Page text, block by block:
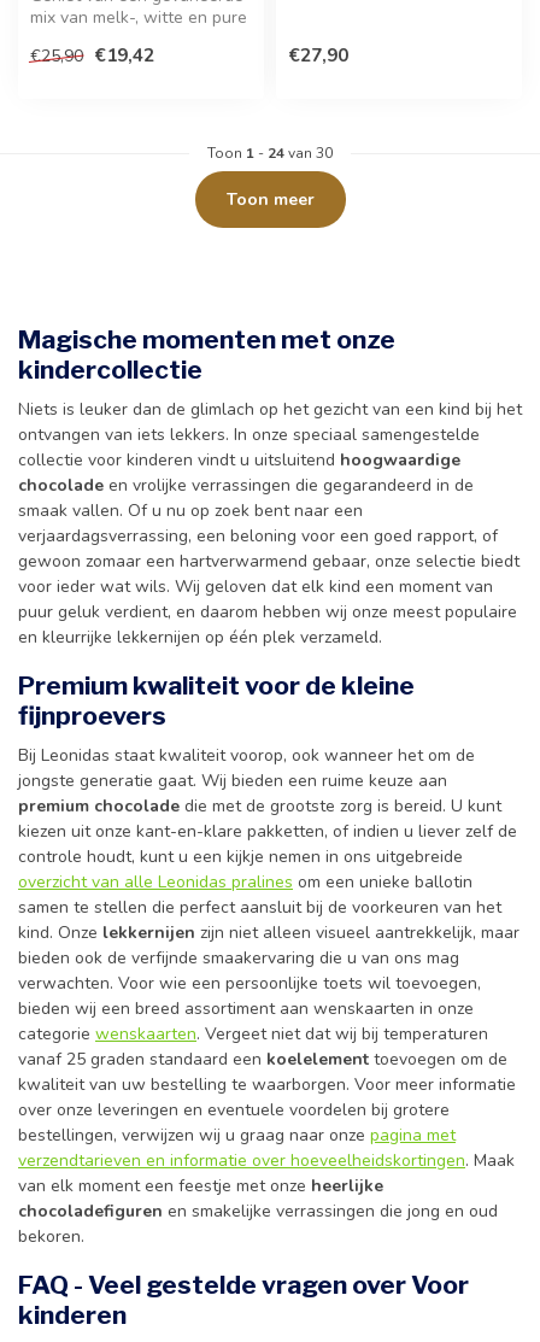
mix van melk-, witte en pure
€25,90 €19,42 €27,90
Toon 1 - 24van 30
Toon meer
Magische momenten met onze
kindercollectie
Niets is leuker dan de glimlach op het gezicht van een kind bij het
ontvangen van iets lekkers. In onze speciaal samengestelde
collectie voor kinderen vindt u uitsluitend hoogwaardige
chocolade en vrolijke verrassingen die gegarandeerd in de
smaak vallen. Of u nu op zoek bent naar een
verjaardagsverrassing, een beloning voor een goed rapport, of
gewoon zomaar een hartverwarmend gebaar, onze selectie biedt
voor ieder wat wils. Wij geloven dat elk kind een moment van
puur geluk verdient, en daarom hebben wij onze meest populaire
en kleurrijke lekkernijen op één plek verzameld.
Premium kwaliteit voor de kleine
fijnproevers
Bij Leonidas staat kwaliteit voorop, ook wanneer het om de
jongste generatie gaat. Wij bieden een ruime keuze aan
premium chocolade die met de grootste zorg is bereid. U kunt
kiezen uit onze kant-en-klare pakketten, of indien u liever zelf de
controle houdt, kunt u een kijkje nemen in ons uitgebreide
overzicht van alle Leonidas pralines om een unieke ballotin
samen te stellen die perfect aansluit bij de voorkeuren van het
kind. Onze lekkernijen zijn niet alleen visueel aantrekkelijk, maar
bieden ook de verfijnde smaakervaring die u van ons mag
verwachten. Voor wie een persoonlijke toets wil toevoegen,
bieden wij een breed assortiment aan wenskaarten in onze
categorie wenskaarten. Vergeet niet dat wij bij temperaturen
vanaf 25 graden standaard een koelelement toevoegen om de
kwaliteit van uw bestelling te waarborgen. Voor meer informatie
over onze leveringen en eventuele voordelen bij grotere
bestellingen, verwijzen wij u graag naar onze pagina met
verzendtarieven en informatie over hoeveelheidskortingen. Maak
van elk moment een feestje met onze heerlijke
chocoladefiguren en smakelijke verrassingen die jong en oud
bekoren.
FAQ - Veel gestelde vragen over Voor
kinderen